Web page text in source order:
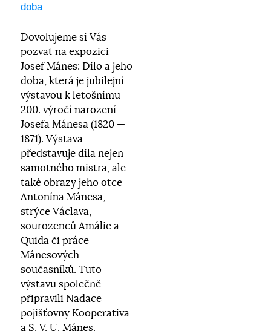
doba
Dovolujeme si Vás
pozvat na expozici
Josef Mánes: Dílo a jeho
doba, která je jubilejní
výstavou k letošnímu
200. výročí narození
Josefa Mánesa (1820 —
1871). Výstava
představuje díla nejen
samotného mistra, ale
také obrazy jeho otce
Antonína Mánesa,
strýce Václava,
sourozenců Amálie a
Quida či práce
Mánesových
současníků. Tuto
výstavu společně
připravili Nadace
pojišťovny Kooperativa
a S. V. U. Mánes.